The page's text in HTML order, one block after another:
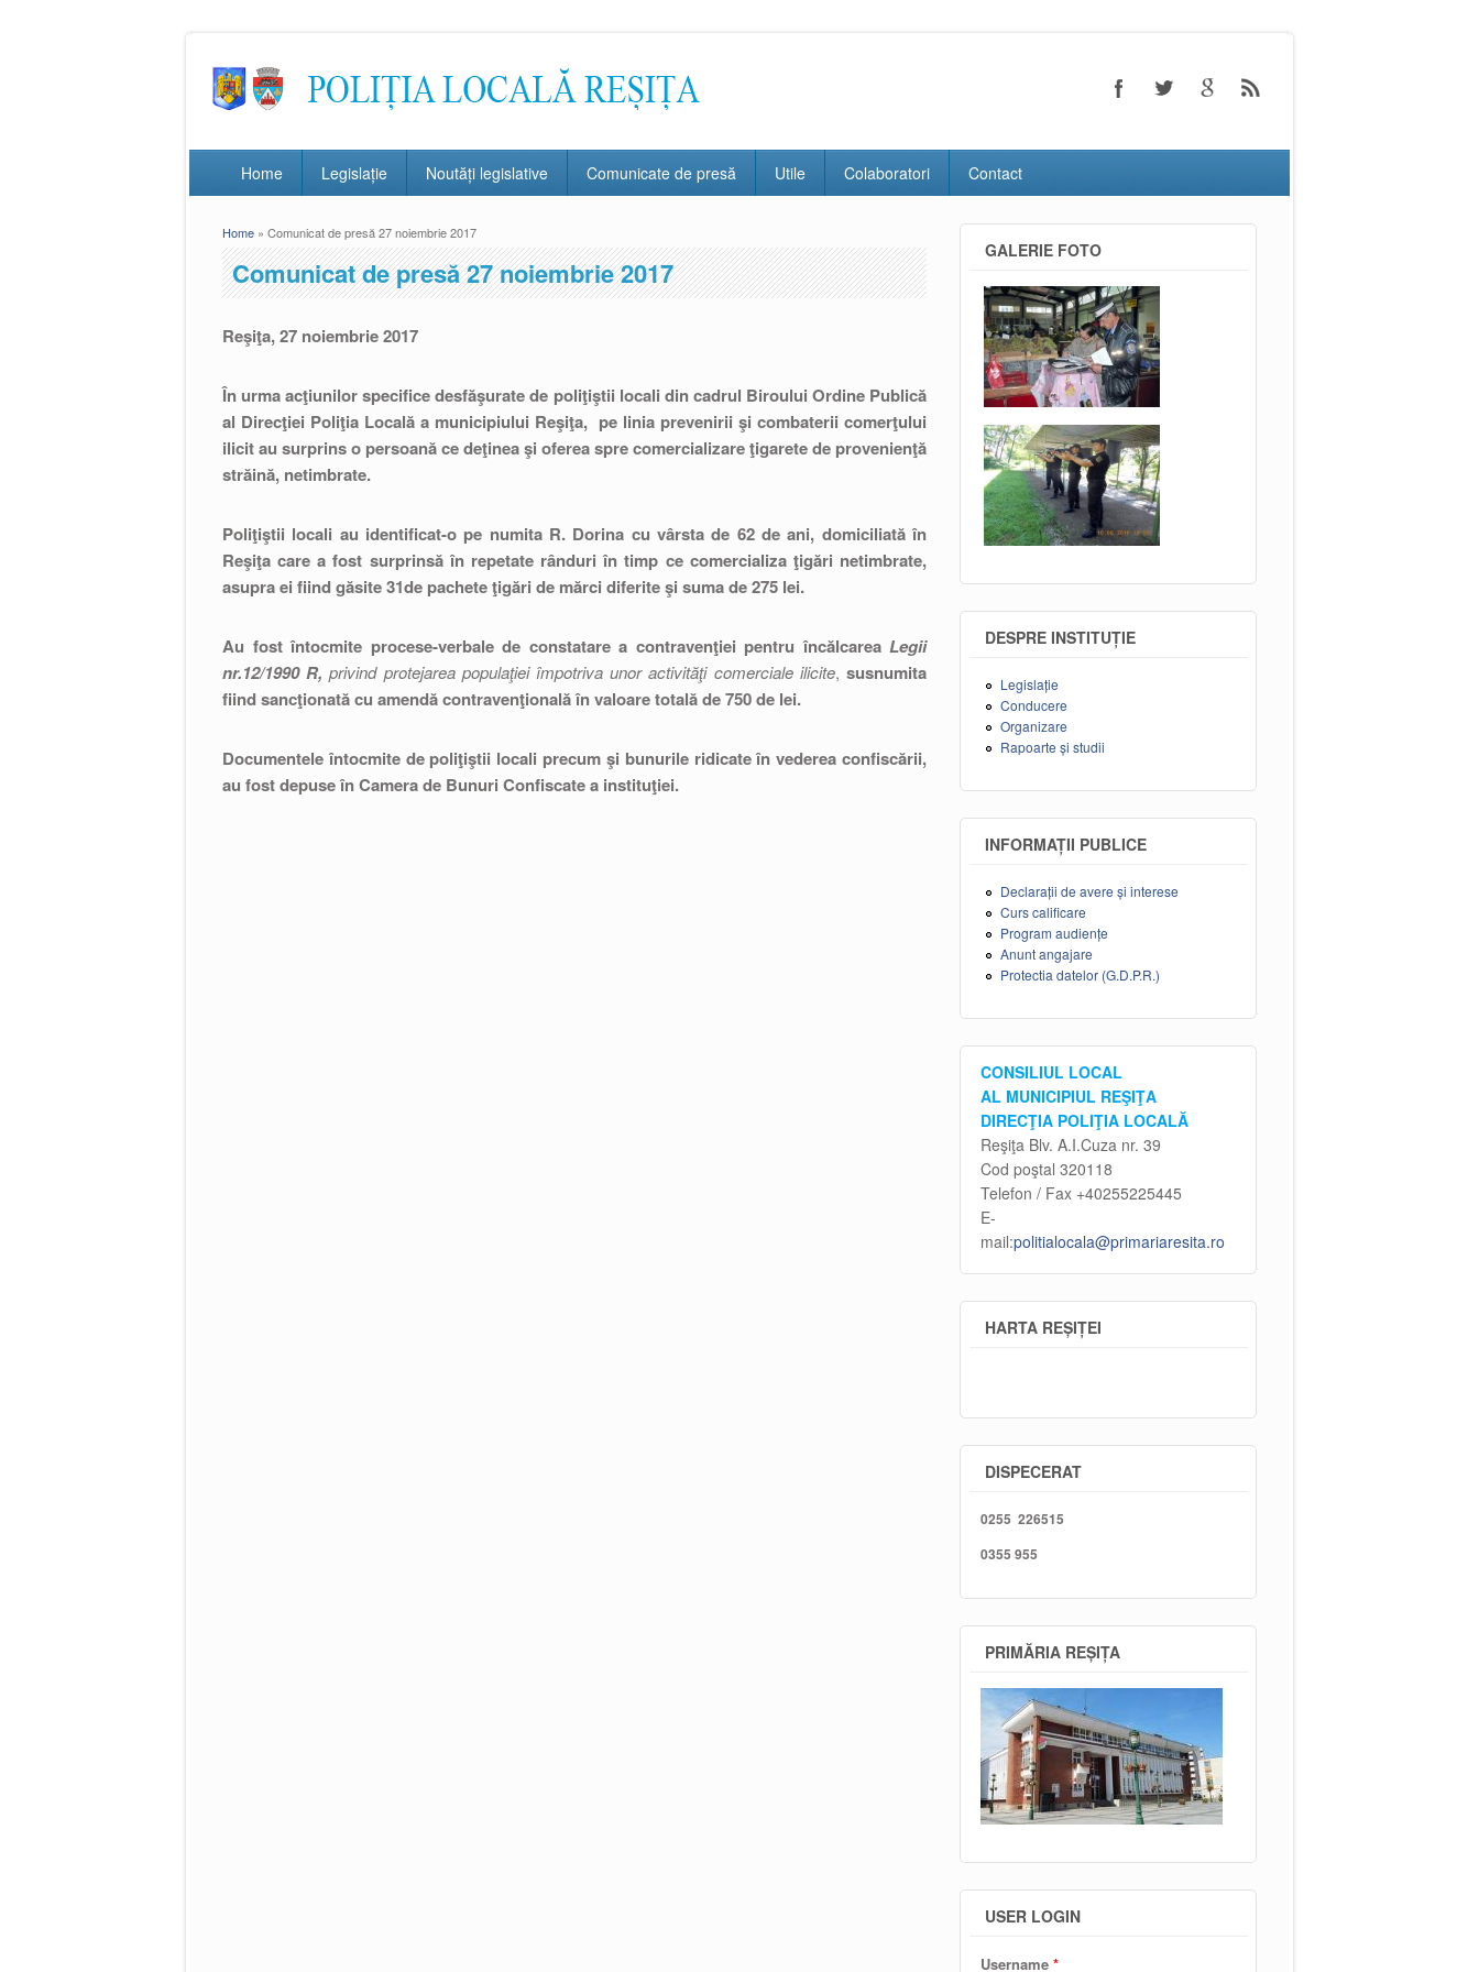
Home Legislație Noutăți legislative Comunicate de presă Utile Colaboratori Contact
You are here
Home » Comunicat de presă 27 noiembrie 2017
Comunicat de presă 27 noiembrie 2017
Reşiţa, 27 noiembrie 2017
În urma acţiunilor specifice desfăşurate de poliţiştii locali din cadrul Biroului Ordine Publică
al Direcţiei Poliţia Locală a municipiului Reşiţa, pe linia prevenirii şi combaterii comerţului
ilicit au surprins o persoană ce deţinea şi oferea spre comercializare ţigarete de provenienţă
străină, netimbrate.
Poliţiştii locali au identificat-o pe numita R. Dorina cu vârsta de 62 de ani, domiciliată în
Reşiţa care a fost surprinsă în repetate rânduri în timp ce comercializa ţigări netimbrate,
asupra ei fiind găsite 31de pachete ţigări de mărci diferite şi suma de 275 lei.
Au fost întocmite procese-verbale de constatare a contravenţiei pentru încălcarea Legii
nr.12/1990 R,privind protejarea populaţiei împotriva unor activităţi comerciale ilicite,susnumita
fiind sancţionată cu amendă contravenţională în valoare totală de 750 de lei.
Documentele întocmite de poliţiştii locali precum şi bunurile ridicate în vederea confiscării,
au fost depuse în Camera de Bunuri Confiscate a instituţiei.
GALERIE FOTO
DESPRE INSTITUȚIE
Legislație
Conducere
Organizare
Rapoarte și studii
INFORMAȚII PUBLICE
Declarații de avere și interese
Curs calificare
Program audiențe
Anunt angajare
Protectia datelor (G.D.P.R.)
CONSILIUL LOCAL
AL MUNICIPIUL REŞIŢA
DIRECŢIA POLIŢIA LOCALĂ
Reşiţa Blv. A.I.Cuza nr. 39
Cod poştal 320118
Telefon / Fax +40255225445
E-
mail:politialocala@primariaresita.ro
HARTA REȘIȚEI
DISPECERAT
0255 226515
0355 955
PRIMĂRIA REȘIȚA
USER LOGIN
Username *